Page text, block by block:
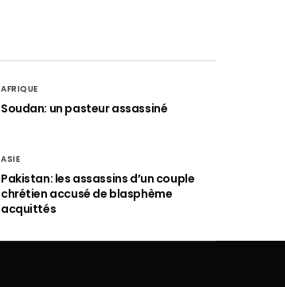
AFRIQUE
Soudan: un pasteur assassiné
ASIE
Pakistan: les assassins d’un couple
chrétien accusé de blasphème
acquittés